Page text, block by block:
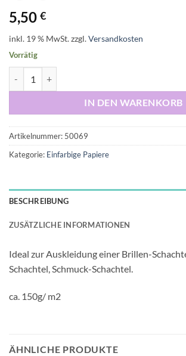
5,50 €
inkl. 19 % MwSt.zzgl.Versandkosten
Vorrätig
IN DEN WARENKORB
Artikelnummer: 50069
Kategorie: Einfarbige Papiere
BESCHREIBUNG
ZUSÄTZLICHE INFORMATIONEN
Ideal zur Auskleidung einer Brillen-
Schachtel, Schmuck-Schachtel.
ca. 150g/ m2
ÄHNLICHE PRODUKTE